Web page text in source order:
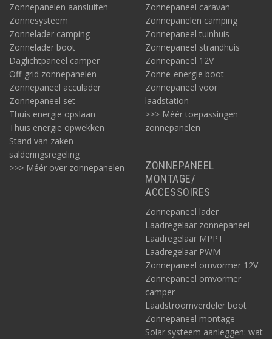
Zonnepanelen aansluiten
Zonnesysteem
Zonnelader camping
Zonnelader boot
Daglichtpaneel camper
Off-grid zonnepanelen
Zonnepaneel acculader
Zonnepaneel set
Thuis energie opslaan
Thuis energie opwekken
Stand van zaken
salderingsregeling
>>> Méér over zonnepanelen
Zonnepaneel caravan
Zonnepanelen camping
Zonnepaneel tuinhuis
Zonnepaneel strandhuis
Zonnepaneel 12V
Zonne-energie boot
Zonnepaneel voor
laadstation
>>> Méér toepassingen
zonnepanelen
ZONNEPANEEL
MONTAGE/
ACCESSOIRES
Zonnepaneel lader
Laadregelaar zonnepaneel
Laadregelaar MPPT
Laadregelaar PWM
Zonnepaneel omvormer 12V
Zonnepaneel omvormer
camper
Laadstroomverdeler boot
Zonnepaneel montage
Solar systeem aanleggen: wat